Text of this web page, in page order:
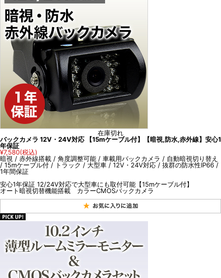
在庫切れ
バックカメラ 12V・24V対応 【15mケーブル付】【暗視,防水,赤外線】安心1
年保証
¥7,580(税込)
暗視 / 赤外線搭載 / 角度調整可能 / 車載用バックカメラ / 自動暗視切り替え
/ 15mケーブル付 / トラック / 大型車 / 12V・24V対応 / 抜群の防水性IP66 /
1年間保証
安心1年保証 12/24V対応で大型車にも取付可能【15mケーブル付】
オート暗視切替機能搭載 カラーCMOSバックカメラ